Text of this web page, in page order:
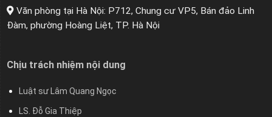
Văn phòng tại Hà Nội: P712, Chung cư VP5, Bán đảo Linh
Đàm, phường Hoàng Liệt, TP. Hà Nội
Chịu trách nhiệm nội dung
Luật sư Lâm Quang Ngọc
LS. Đỗ Gia Thiệp